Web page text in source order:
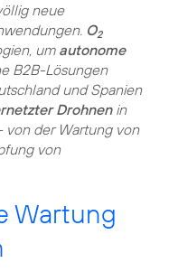
neue
O2
um autonome
B2B-Lösungen
und Spanien
Drohnenin
von der Wartung von
von
Wartung